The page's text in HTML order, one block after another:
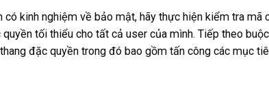
có kinh nghiệm về bảo mật, hãy thực hiện kiểm tra mã
tối thiểu cho tất cả user của mình. Tiếp theo buộc
đặc quyền trong đó bao gồm tấn công các mục